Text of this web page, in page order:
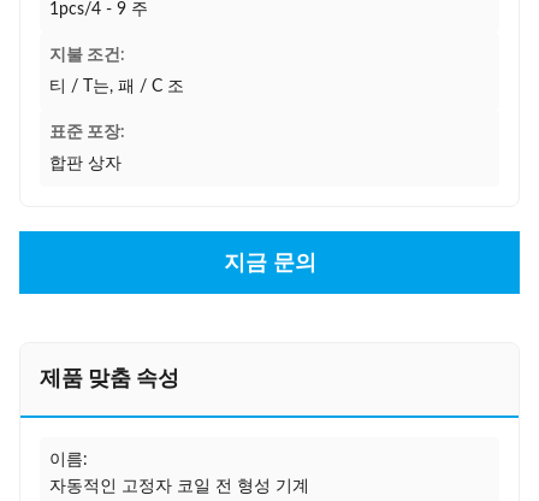
1pcs/4 - 9 주
지불 조건:
티 / T는, 패 / C 조
표준 포장:
합판 상자
지금 문의
제품 맞춤 속성
이름:
자동적인 고정자 코일 전 형성 기계